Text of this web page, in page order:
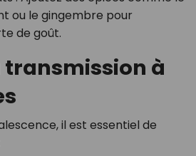
ou le gingembre pour
de goût.
transmission à
il est essentiel de